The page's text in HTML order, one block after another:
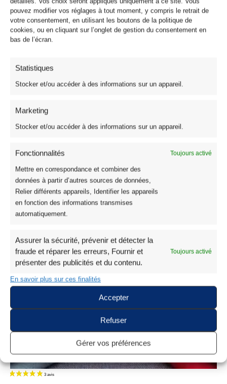
pouvez modifier vos réglages à tout moment, y compris le retrait de
votre consentement, en utilisant les boutons de la politique de
cookies, ou en cliquant sur l’onglet de gestion du consentement en
bas de l’écran.
Statistiques
Stocker et/ou accéder à des informations sur un appareil.
Marketing
Stocker et/ou accéder à des informations sur un appareil.
Fonctionnalités Toujours activé
Mettre en correspondance et combiner des
données à partir d’autres sources de données,
Relier différents appareils, Identifier les appareils
en fonction des informations transmises
automatiquement.
Assurer la sécurité, prévenir et détecter la
fraude et réparer les erreurs, Fournir et
présenter des publicités et du contenu.
Toujours activé
En savoir plus sur ces finalités
Accepter
Refuser
Gérer vos préférences
10/10
Basé sur 1 avis
Anthony H.
Publié le 6 mai 2026 à 17 h 50 min